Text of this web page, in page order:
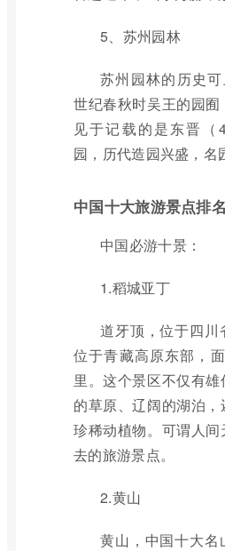
5、苏州园林
苏州园林的历史
世纪春秋时吴王的园
见于记载的是东晋（
园，历代造园兴盛，名
中国十大旅游景点排名
中国必游十景：
1.稻城亚丁
道牙顶，位于四川
位于青藏高原东部，
里。这个景区不仅有
的草原、辽阔的湖泊
珍稀动植物。可谓人
去的旅游景点。
2.黄山
黄山，中国十大名